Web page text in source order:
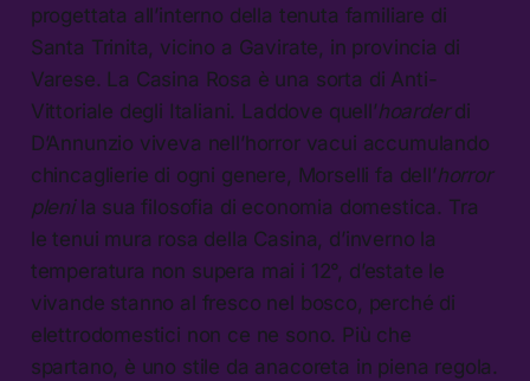
progettata all’interno della tenuta familiare di
Santa Trinita, vicino a Gavirate, in provincia di
Varese. La Casina Rosa è una sorta di Anti-
Vittoriale degli Italiani. Laddove quell’hoarderdi
D’Annunzio viveva nell’horror vacui accumulando
chincaglierie di ogni genere, Morselli fa dell’horror
plenila sua filosofia di economia domestica. Tra
le tenui mura rosa della Casina, d’inverno la
temperatura non supera mai i 12°, d’estate le
vivande stanno al fresco nel bosco, perché di
elettrodomestici non ce ne sono. Più che
spartano, è uno stile da anacoreta in piena regola.